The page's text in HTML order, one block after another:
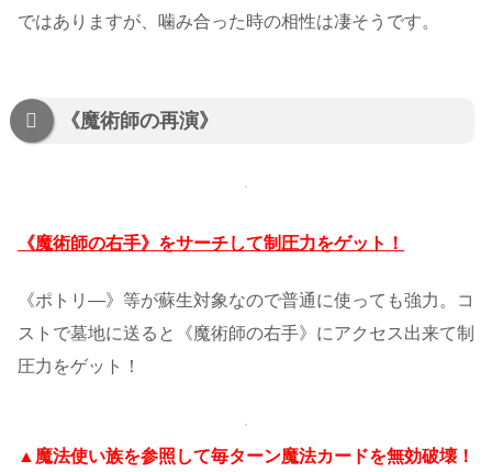
ではありますが、噛み合った時の相性は凄そうです。
《魔術師の再演》
《魔術師の右手》をサーチして制圧力をゲット！
《ポトリ—》等が蘇生対象なので普通に使っても強力。コ
ストで墓地に送ると《魔術師の右手》にアクセス出来て制
圧力をゲット！
▲魔法使い族を参照して毎ターン魔法カードを無効破壊！